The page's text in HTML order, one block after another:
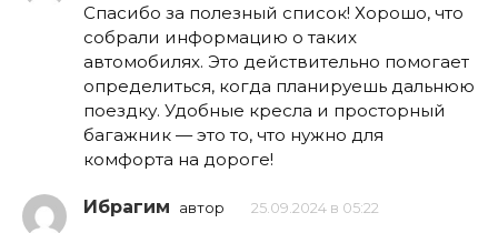
Спасибо за полезный список! Хорошо, что
собрали информацию о таких
автомобилях. Это действительно помогает
определиться, когда планируешь дальнюю
поездку. Удобные кресла и просторный
багажник — это то, что нужно для
комфорта на дороге!
Ибрагим автор 25.09.2024 в 05:22